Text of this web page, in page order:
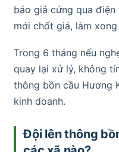
báo giá cứng qua
mới chốt giá, làm
Trong 6 tháng nếu
quay lại xử lý, không
thông bồn cầu Hương
kinh doanh.
Đội lên thông